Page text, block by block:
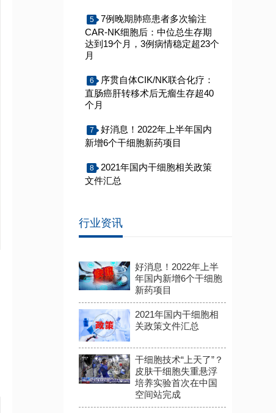
5
7例晚期肺癌患者多次输注
CAR-NK细胞后：中位总生存期
达到19个月，3例病情稳定超23个
月
6
序贯自体CIK/NK联合化疗：
直肠癌肝转移术后无瘤生存超40
个月
7
好消息！2022年上半年国内
新增6个干细胞新药项目
8
2021年国内干细胞相关政策
文件汇总
行业资讯
好消息！2022年上半
年国内新增6个干细胞
新药项目
2021年国内干细胞相
关政策文件汇总
干细胞技术“上天了”？
皮肤干细胞失重悬浮
培养实验首次在中国
空间站完成